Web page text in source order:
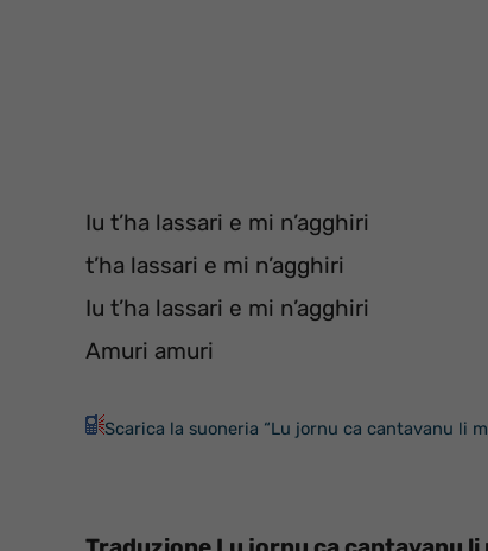
Iu t’ha lassari e mi n’agghiri
t’ha lassari e mi n’agghiri
Iu t’ha lassari e mi n’agghiri
Amuri amuri
Scarica la suoneria “Lu jornu ca cantavanu li